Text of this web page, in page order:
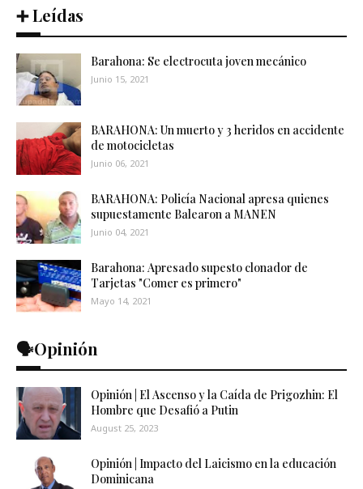
➕ Leídas
Barahona: Se electrocuta joven mecánico
Junio 15, 2021
BARAHONA: Un muerto y 3 heridos en accidente
de motocicletas
Junio 06, 2021
BARAHONA: Policía Nacional apresa quienes
supuestamente Balearon a MANEN
Junio 04, 2021
Barahona: Apresado supesto clonador de
Tarjetas "Comer es primero"
Mayo 14, 2021
🗣️Opinión
Opinión | El Ascenso y la Caída de Prigozhin: El
Hombre que Desafió a Putin
August 25, 2023
Opinión | Impacto del Laicismo en la educación
Dominicana